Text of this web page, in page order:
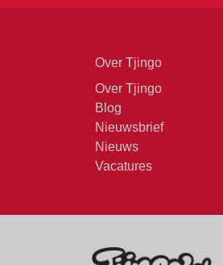
Over Tjingo
Over Tjingo
Blog
Nieuwsbrief
Nieuws
Vacatures